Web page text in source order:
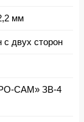
мм
с двух сторон
САМ» ЗВ-4